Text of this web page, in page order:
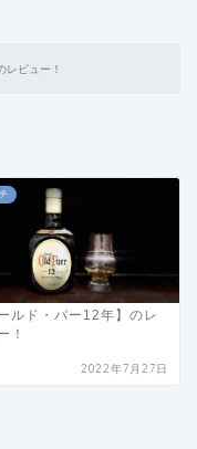
レビュー！
ールド・パー12年】のレ
！
2022年7月27日